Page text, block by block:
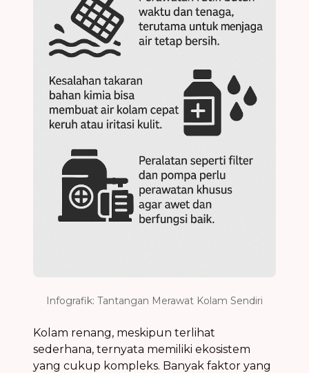
Infografik: Tantangan Merawat Kolam Sendiri
Kolam renang, meskipun terlihat
sederhana, ternyata memiliki ekosistem
yang cukup kompleks. Banyak faktor yang